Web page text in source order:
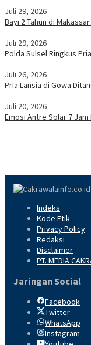
Juli 29, 2026
Bayi 2 Tahun di
Juli 29, 2026
Polda Sulsel Ringkus
Juli 26, 2026
Pria Lansia di Gowa
Juli 20, 2026
Emosi Antre Solar 7
Indeks
Kode Etik
Privacy Policy
Redaksi
Disclaimer
PT. MEDIA
Jaringan Social
Facebook
Twitter
WhatsApp
Instagram